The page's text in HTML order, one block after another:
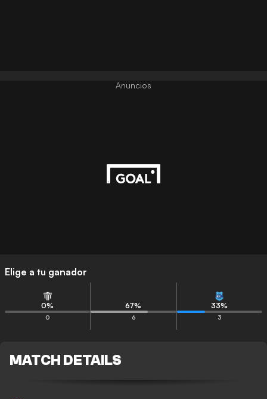
Elige a tu ganador
0%
0
67%
6
33%
3
MATCH DETAILS
Anuncios